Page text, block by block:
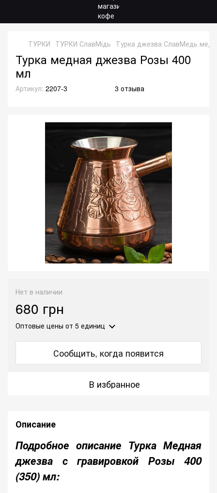
ТУРКИ ТУРКИ СлавМідь Турка джезва СлавМедь
Турка медная джезва Розы 400
мл
Артикул: 2207-3 3 отзыва
Нет в наличии
680 грн
Оптовые цены от 5 единиц
Сообщить, когда появится
В избранное
Описание
Подробное описание Турка Медная
джезва с гравировкой Розы 400
(350) мл: